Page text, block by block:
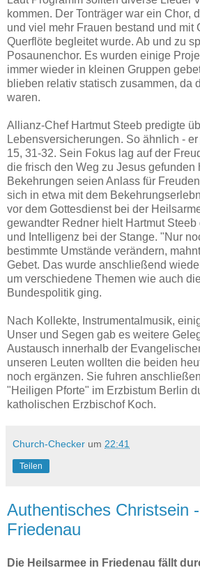
kommen. Der Tonträger war ein Chor,
und viel mehr Frauen bestand und mit
Querflöte begleitet wurde. Ab und zu
Posaunenchor. Es wurden einige
immer wieder in kleinen Gruppen
blieben relativ statisch zusammen, da
waren.
Allianz-Chef Hartmut Steeb predigte
Lebensversicherungen. So ähnlich -
15, 31-32. Sein Fokus lag auf der
die frisch den Weg zu Jesus gefunden
Bekehrungen seien Anlass für
sich in etwa mit dem
vor dem Gottesdienst bei der
gewandter Redner hielt Hartmut
und Intelligenz bei der Stange. "Nur
bestimmte Umstände verändern,
Gebet. Das wurde anschließend
um verschiedene Themen wie auch
Bundespolitik ging.
Nach Kollekte, Instrumentalmusik,
Unser und Segen gab es weitere
Austausch innerhalb der
unseren Leuten wollten die beiden
noch ergänzen. Sie fuhren
"Heiligen Pforte" im Erzbistum Berlin
katholischen Erzbischof Koch.
Church-Checker um 22:41
Teilen
Authentisches Christsein
Friedenau
Die Heilsarmee in Friedenau fällt